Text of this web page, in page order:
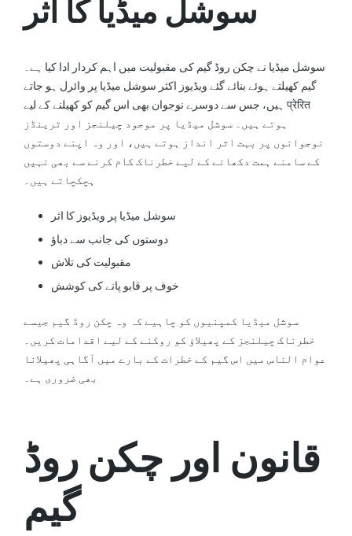
سوشل میڈیا کا اثر
سوشل میڈیا نے چکن روڈ گیم کی مقبولیت میں اہم کردار ادا کیا ہے۔
گیم کھیلتے ہوئے بنائے گئے ویڈیوز اکثر سوشل میڈیا پر وائرل ہو جاتے
ہیں، جس سے دوسرے نوجوان بھی اس گیم کو کھیلنے کے لیے प्रेरित
ہوتے ہیں۔ سوشل میڈیا پر موجود چیلنجز اور ٹرینڈز
نوجوانوں پر بہت اثر انداز ہوتے ہیں، اور وہ اپنے دوستوں
کے سامنے ہمت دکھانے کے لیے خطرناک کام کرنے سے بھی نہیں
ہچکچاتے ہیں۔
سوشل میڈیا پر ویڈیوز کا اثر
دوستوں کی جانب سے دباؤ
مقبولیت کی تلاش
خوف پر قابو پانے کی کوشش
سوشل میڈیا کمپنیوں کو چاہیے کہ وہ چکن روڈ گیم جیسے
خطرناک چیلنجز کے پھیلاؤ کو روکنے کے لیے اقدامات کریں۔
عوام الناس میں اس گیم کے خطرات کے بارے میں آگاہی پھیلانا
بھی ضروری ہے۔
قانون اور چکن روڈ
گیم